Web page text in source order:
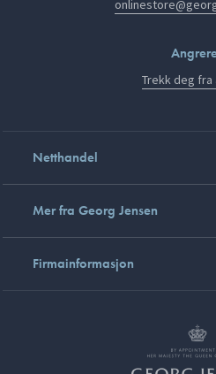
Trekk deg fra
Netthandel
Mer fra Georg Jensen
Firmainformasjon